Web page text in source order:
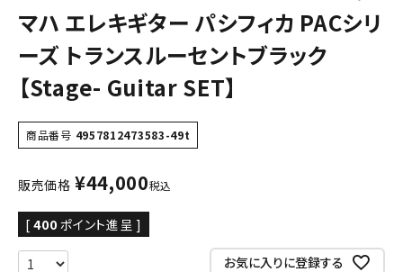
マハ エレキギター パシフィカ PACシリ
ーズ トランスルーセントブラック
【Stage- Guitar SET】
商品番号 4957812473583-49t
販売価格 ¥44,000税込
[ 400 ポイント進呈 ]
お気に入りに登録する